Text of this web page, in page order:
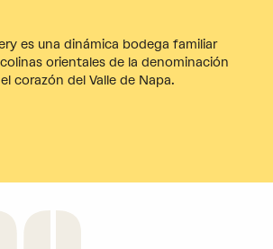
es una dinámica bodega familiar
orientales de la denominación
corazón del Valle de Napa.